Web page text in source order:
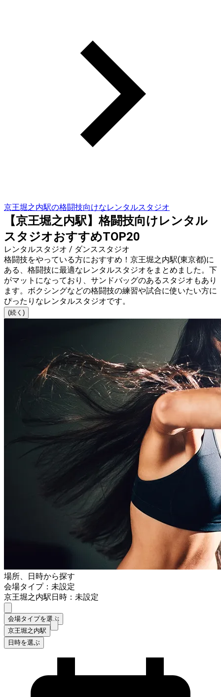
京王堀之内駅の格闘技向けなレンタルスタジオ
【京王堀之内駅】格闘技向けレンタル
スタジオおすすめTOP20
レンタルスタジオ / ダンススタジオ
格闘技をやっている方におすすめ！京王堀之内駅(東京都)に
ある、格闘技に最適なレンタルスタジオをまとめました。下
がマットになっており、サンドバッグのあるスタジオもあり
ます。ボクシングなどの格闘技の練習や試合に使いたい方に
ぴったりなレンタルスタジオです。
(続く)
場所、日時から探す
会場タイプ：未設定
京王堀之内駅日時：未設定
会場タイプを選ぶ
京王堀之内駅
日時を選ぶ